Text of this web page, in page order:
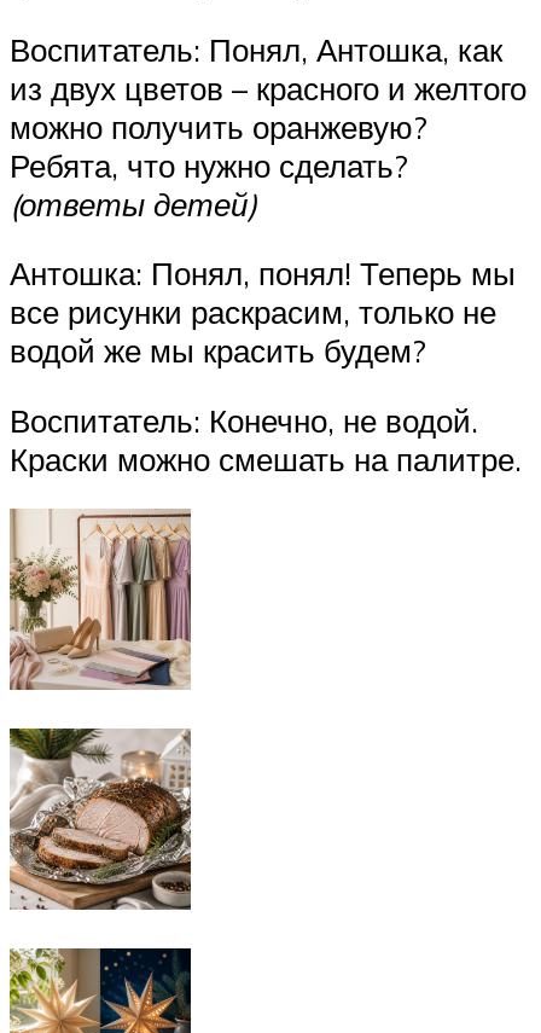
Воспитатель: Понял, Антошка, как
из двух цветов – красного и желтого
можно получить оранжевую?
Ребята, что нужно сделать?
(ответы детей)
Антошка: Понял, понял! Теперь мы
все рисунки раскрасим, только не
водой же мы красить будем?
Воспитатель: Конечно, не водой.
Краски можно смешать на палитре.